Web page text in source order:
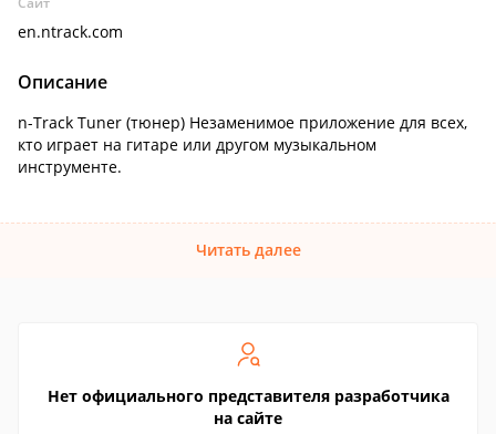
en.ntrack.com
Описание
n-Track Tuner (тюнер) Незаменимое приложение для всех,
кто играет на гитаре или другом музыкальном
инструменте.
Читать далее
Нет официального представителя разработчика
на сайте